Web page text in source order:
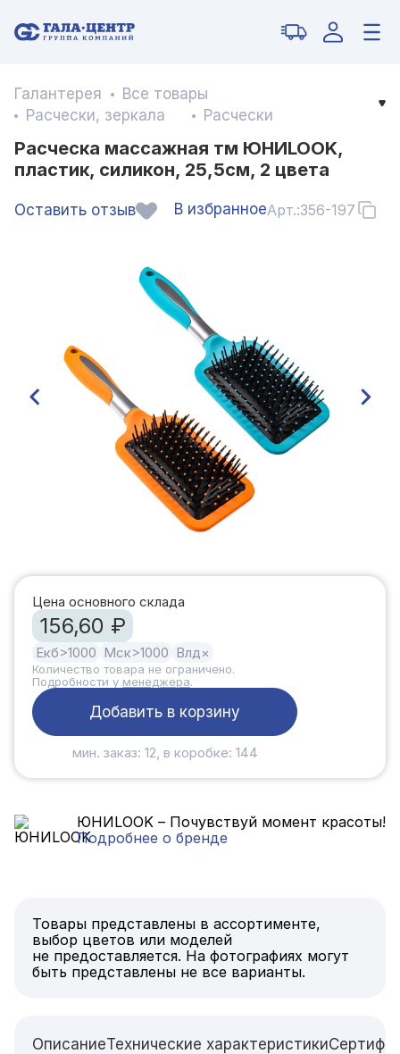
Галантерея
Все товары
Расчески, зеркала
Расчески
Расческа массажная тм ЮНИLOOK,
пластик, силикон, 25,5см, 2 цвета
Оставить отзыв В избранноеАрт.:356-197
Цена основного склада
156,60 ₽
Екб>1000 Мск>1000 Влд ×
Количество товара не ограничено.
Подробности у менеджера.
Добавить в корзину
мин. заказ: 12, в коробке: 144
ЮНИLOOK – Почувствуй момент красоты!
Подробнее о бренде
Товары представлены в ассортименте,
выбор цветов или моделей
не предоставляется. На фотографиях могут
быть представлены не все варианты.
ОписаниеТехнические характеристики